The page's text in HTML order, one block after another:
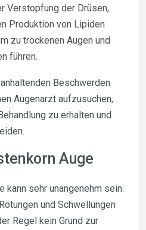
Verstopfung der Drüsen,
Produktion von Lipiden
zu trockenen Augen und
führen.
Beschwerden
Augenarzt aufzusuchen,
zu erhalten und
Auge
kann sehr unangenehm sein.
und Schwellungen
Regel kein Grund zur